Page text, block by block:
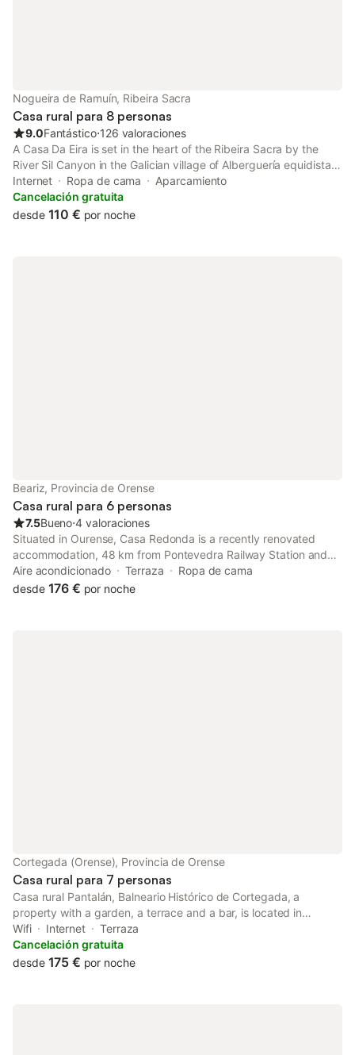
Nogueira de Ramuín, Ribeira Sacra
Casa rural para 8 personas
9.0Fantástico⋅126 valoraciones
A Casa Da Eira is set in the heart of the Ribeira Sacra by the
River Sil Canyon in the Galician village of Alberguería equidistant
from the natural viewpoint Pé de Home and Vilouxe.
Internet Ropa de cama
Aparcamiento
Cancelación gratuita
desde 110 € por noche
Beariz, Provincia de Orense
Casa rural para 6 personas
7.5Bueno⋅4 valoraciones
Situated in Ourense, Casa Redonda is a recently renovated
accommodation, 48 km from Pontevedra Railway Station and
36 km from Pazo da Touza Golf. The property features garden
views, and is 38 km from Feira Internacional de Galicia.
Aire acondicionado Terraza
Ropa de cama
desde 176 € por noche
Cortegada (Orense), Provincia de Orense
Casa rural para 7 personas
Casa rural Pantalán, Balneario Histórico de Cortegada, a
property with a garden, a terrace and a bar, is located in
Cortegada, 34 km from Nossa Senhora da Peneda Sanctuary,
37 km from Pazo da Touza Golf, as well as 43 km from
Auditorium - Exhibition...
Wifi Internet
Terraza
Cancelación gratuita
desde 175 € por noche